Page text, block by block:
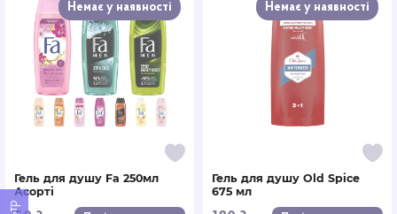
Немає у наявності
Гель для душу Fa 250мл
Асорті
Немає у наявності
Гель для душу Old Spice
675 мл